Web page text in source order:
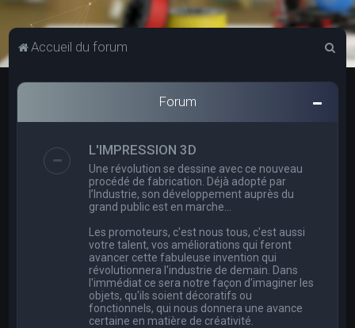
Accueil du forum
c
Forum
L'IMPRESSION 3D
Une révolution se dessine avec ce nouveau
procédé de fabrication. Déjà adopté par
l’Industrie, son développement auprès du
grand public est en marche…
Les promoteurs, c'est nous tous, c'est aussi
votre talent, vos améliorations qui feront
avancer cette fabuleuse invention qui
révolutionnera l'industrie de demain. Dans
l'immédiat ce sera notre façon d'imaginer les
objets, qu'ils soient décoratifs ou
fonctionnels, qui nous donnera une avance
certaine en matière de créativité.